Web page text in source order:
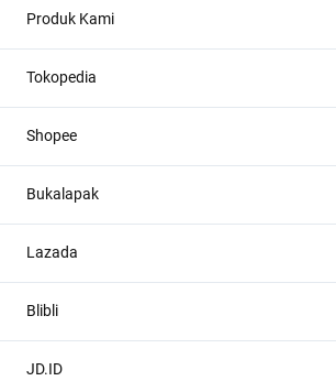
Produk Kami
Tokopedia
Shopee
Bukalapak
Lazada
Blibli
JD.ID